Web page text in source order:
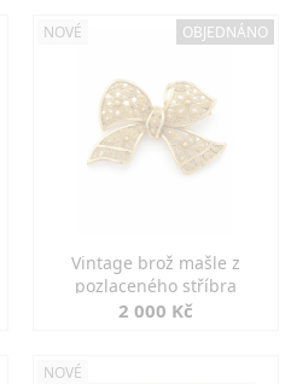
NOVÉ OBJEDNÁNO
Vintage brož mašle z
pozlaceného stříbra
2 000 Kč
NOVÉ